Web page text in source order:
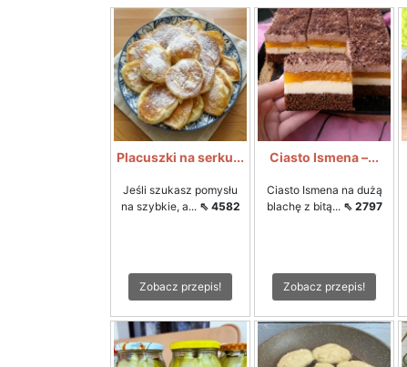
Placuszki na serku...
Jeśli szukasz pomysłu
na szybkie, a... ⇖ 4582
Zobacz przepis!
Ciasto Ismena –...
Ciasto Ismena na dużą
blachę z bitą... ⇖ 2797
Zobacz przepis!